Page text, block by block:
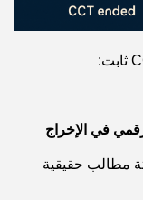
في الإخراج
مطالب حقيقية